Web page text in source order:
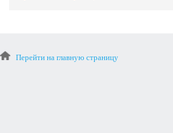
Перейти на главную страницу